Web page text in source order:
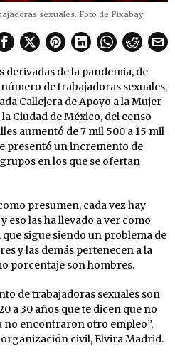
sexuales. Foto de Pixabay
de la pandemia, de
de trabajadoras sexuales,
Callejera de Apoyo a la Mujer
Ciudad de México, del censo
aumentó de 7 mil 500 a 15 mil
presentó un incremento de
en los que se ofertan
presumen, cada vez hay
eso las ha llevado a ver como
sigue siendo un problema de
y las demás pertenecen a la
porcentaje son hombres.
de trabajadoras sexuales son
a 30 años que te dicen que no
encontraron otro empleo”,
civil, Elvira Madrid.